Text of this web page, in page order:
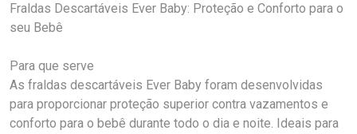
Fraldas Descartáveis Ever Baby: Proteção e Conforto para o
seu Bebê
Para que serve
As fraldas descartáveis Ever Baby foram desenvolvidas
para proporcionar proteção superior contra vazamentos e
conforto para o bebê durante todo o dia e noite. Ideais para